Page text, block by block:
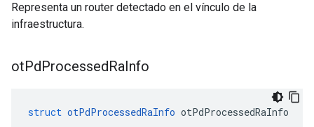
Representa un router detectado en el vínculo de la
infraestructura.
otPdProcessedRaInfo
struct otPdProcessedRaInfo otPdProcessedRaInfo